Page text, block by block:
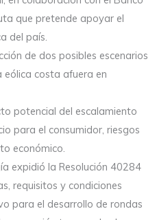
que pretende apoyar el
del país.
de dos posibles escenarios
eólica costa afuera en
potencial del escalamiento
para el consumidor, riesgos
económico.
expidió la Resolución 40284
requisitos y condiciones
para el desarrollo de rondas